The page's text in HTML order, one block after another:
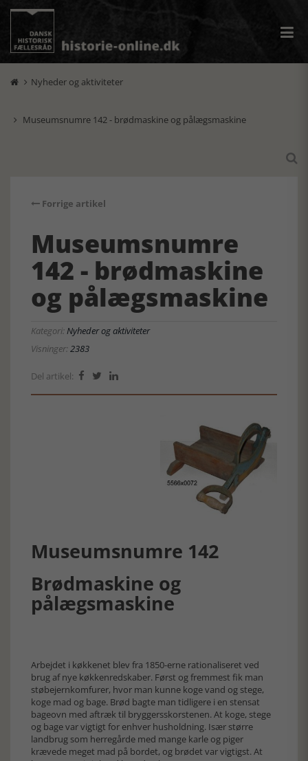
 Nyheder og aktiviteter
 Museumsnumre 142 - brødmaskine og pålægsmaskine

Forrige artikel
Museumsnumre
142 - brødmaskine
og pålægsmaskine
Kategori:Nyheder og aktiviteter
Visninger:2383
Del artikel:   
Museumsnumre 142
Brødmaskine og
pålægsmaskine
Arbejdet i køkkenet blev fra 1850-erne rationaliseret ved
brug af nye køkkenredskaber. Først og fremmest fik man
støbejernkomfurer, hvor man kunne koge vand og stege,
koge mad og bage. Brød bagte man tidligere i en stensat
bageovn med aftræk til bryggersskorstenen. At koge, stege
og bage var vigtigt for enhver husholdning. Især større
landbrug som herregårde med mange karle og piger
krævede meget mad på bordet, og brødet var vigtigst. At